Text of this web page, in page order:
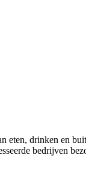
eten, drinken en
bedrijven